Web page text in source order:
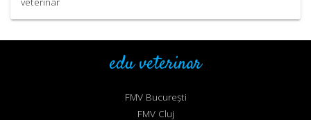
edu veterinar
FMV București
FMV Cluj